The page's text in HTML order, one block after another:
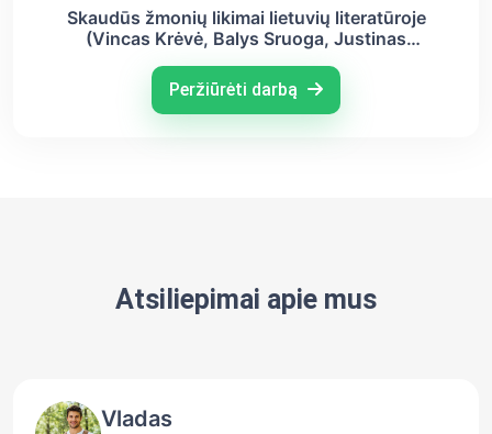
Skaudūs žmonių likimai lietuvių literatūroje
(Vincas Krėvė, Balys Sruoga, Justinas
Peržiūrėti darbą
Atsiliepimai apie mus
Vladas